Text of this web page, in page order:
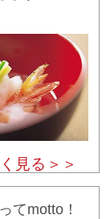
見る＞＞
てmotto！